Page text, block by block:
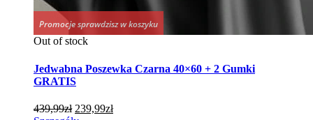
Promocje sprawdzisz w koszyku
Out of stock
Jedwabna Poszewka Czarna 40×60 + 2 Gumki
GRATIS
439,99zł Pierwotna
239,99złAktualna